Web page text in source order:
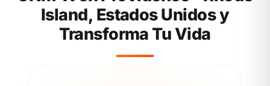
Island, Estados Unidos y
Transforma Tu Vida